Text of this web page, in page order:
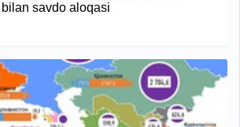
savdo aloqasi